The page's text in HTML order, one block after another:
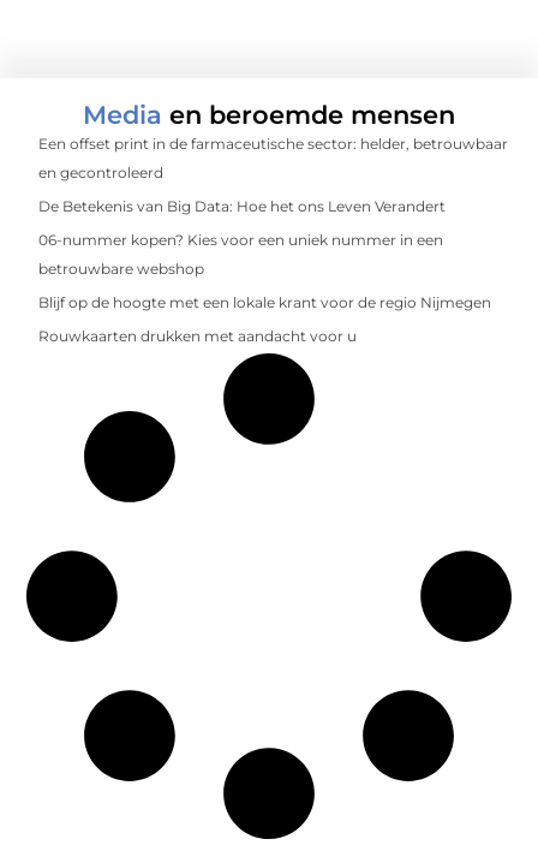
Media en beroemde mensen
Een offset print in de farmaceutische sector: helder, betrouwbaar
en gecontroleerd
De Betekenis van Big Data: Hoe het ons Leven Verandert
06-nummer kopen? Kies voor een uniek nummer in een
betrouwbare webshop
Blijf op de hoogte met een lokale krant voor de regio Nijmegen
Rouwkaarten drukken met aandacht voor u